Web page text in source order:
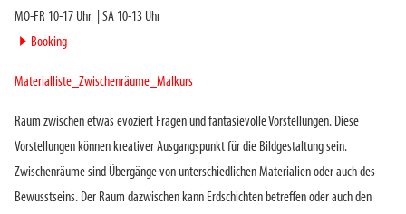
MO-FR 10-17 Uhr
SA 10-13 Uhr
► Booking
Materialliste_Zwischenräume_Malkurs
Raum zwischen etwas evoziert Fragen und fantasievolle Vorstellungen. Diese
Vorstellungen können kreativer Ausgangspunkt für die Bildgestaltung sein.
Zwischenräume sind Übergänge von unterschiedlichen Materialien oder auch des
Bewusstseins. Der Raum dazwischen kann Erdschichten betreffen oder auch den